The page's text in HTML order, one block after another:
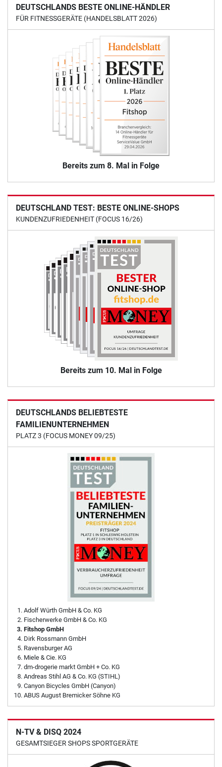
DEUTSCHLANDS BESTE ONLINE-HÄNDLER
FÜR FITNESSGERÄTE (HANDELSBLATT 2026)
Bereits zum 8. Mal in Folge
DEUTSCHLAND TEST: BESTE ONLINE-SHOPS
KUNDENZUFRIEDENHEIT (FOCUS 16/26)
Bereits zum 10. Mal in Folge
DEUTSCHLANDS BELIEBTESTE
FAMILIENUNTERNEHMEN
PLATZ 3 (FOCUS MONEY 09/25)
Adolf Würth GmbH & Co. KG
Fischerwerke GmbH & Co. KG
Fitshop GmbH
Dirk Rossmann GmbH
Ravensburger AG
Miele & Cie. KG
dm-drogerie markt GmbH + Co. KG
Andreas Stihl AG & Co. KG (STIHL)
Canyon Bicycles GmbH (Canyon)
ABUS August Bremicker Söhne KG
N-TV & DISQ 2024
GESAMTSIEGER SHOPS SPORTGERÄTE